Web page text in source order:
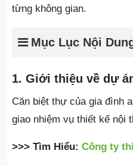
từng không gian.
Mục Lục Nội
1. Giới thiệu về dự
Căn biệt thự của gia đình
giao nhiệm vụ thiết kế nội
>>> Tìm Hiểu: Công ty